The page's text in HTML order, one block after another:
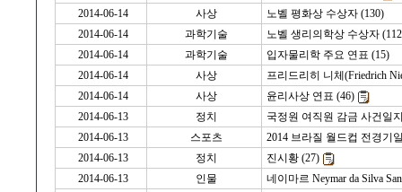
2014-06-14
사상
노벨 평화상 수상자 (130)
2014-06-14
과학기술
노벨 생리의학상 수상자
2014-06-14
과학기술
입자물리학 주요 연표 (15)
2014-06-14
사상
프리드리히 니체(Friedrich
2014-06-14
사상
윤리사상 연표 (46)
2014-06-13
정치
국정원 여직원 감금 사건일
2014-06-13
스포츠
2014 브라질 월드컵 전경기
2014-06-13
정치
진시황 (27)
2014-06-13
인물
네이마르 Neymar da Silva